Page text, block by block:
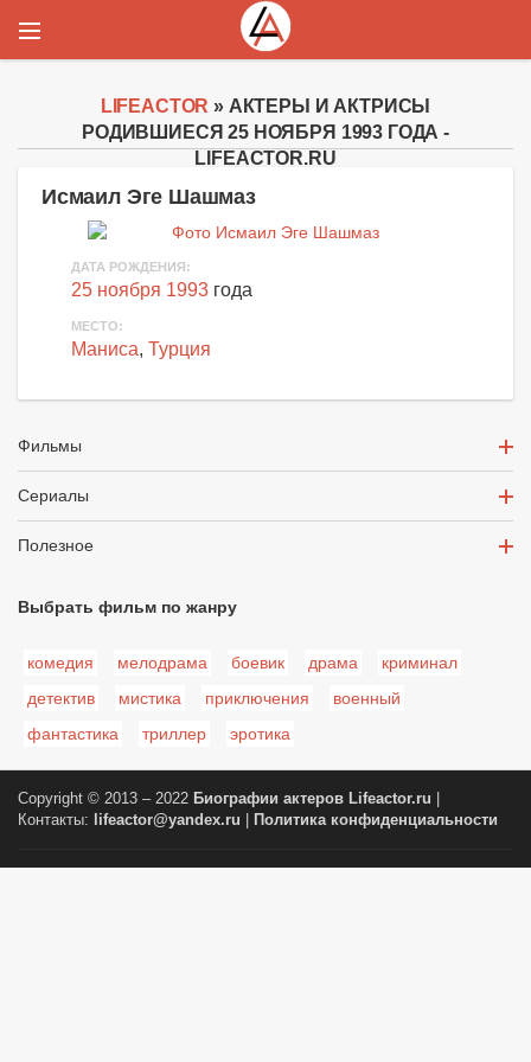
LIFEACTOR » АКТЕРЫ И АКТРИСЫ
РОДИВШИЕСЯ 25 НОЯБРЯ 1993 ГОДА -
LIFEACTOR.RU
Исмаил Эге Шашмаз
ДАТА РОЖДЕНИЯ:
25 ноября 1993 года
МЕСТО:
Маниса, Турция
Фильмы
Сериалы
Полезное
Выбрать фильм по жанру
комедия мелодрама боевик драма
криминал
детектив
мистика приключения
военный
фантастика
триллер эротика
Copyright © 2013 – 2022 Биографии актеров Lifeactor.ru
Контакты:
lifeactor@yandex.ru Политика конфиденциальности